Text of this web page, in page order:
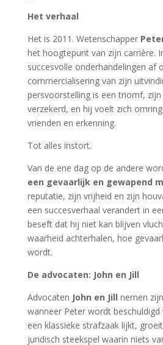
Het verhaal
Het is 2011. Wetenschapper
het hoogtepunt van zijn carrière.
succesvolle onderhandelingen af
commercialisering van zijn
persvoorstelling is een triomf,
verzekerd, en hij voelt zich
vrienden en erkenning.
Tot alles instort.
Van de ene dag op de andere
een gevaarlijk en gewapend
reputatie, zijn vrijheid en zijn
een succesverhaal verandert in
beseft dat hij niet kan blijven
waarheid achterhalen, hoe
wordt.
De advocaten: John en Jill
Advocaten John en Jill nemen
wanneer Peter wordt beschuldigd
een klassieke strafzaak lijkt,
juridisch steekspel waarin niets